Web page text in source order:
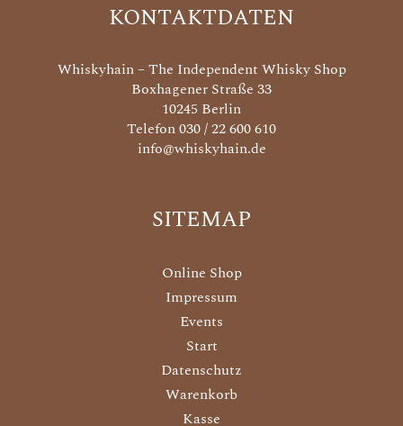
KONTAKTDATEN
Whiskyhain – The Independent Whisky Shop
Boxhagener Straße 33
10245 Berlin
Telefon 030 / 22 600 610
info@whiskyhain.de
SITEMAP
Online Shop
Impressum
Events
Start
Datenschutz
Warenkorb
Kasse